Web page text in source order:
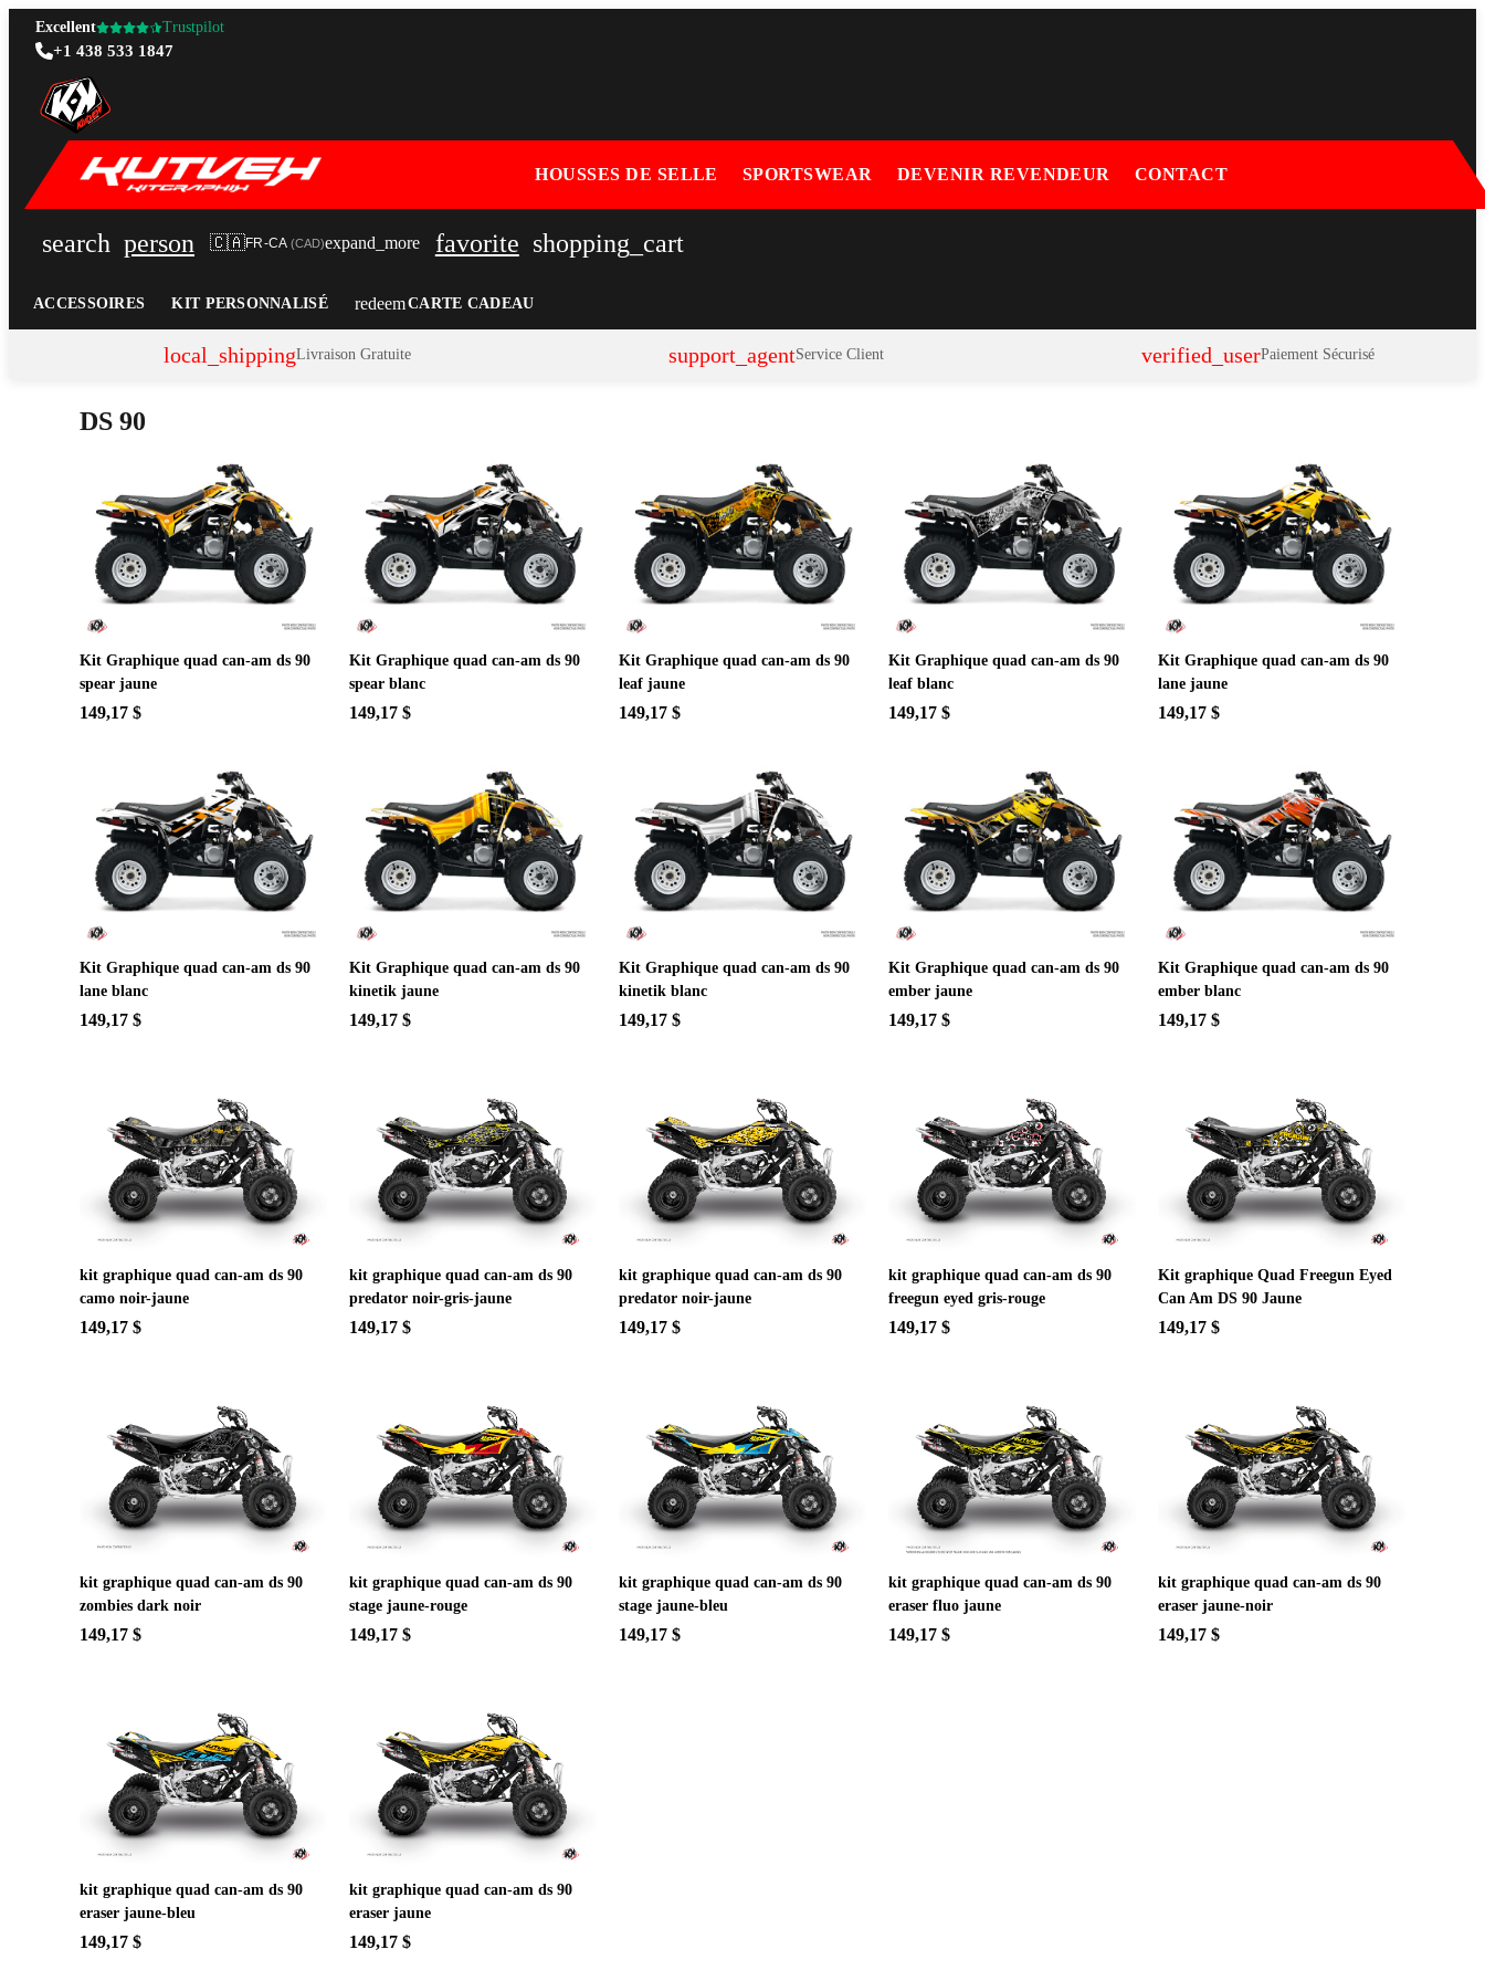
Excellent Trustpilot
+1 438 533 1847
HOUSSES DE SELLE SPORTSWEAR DEVENIR REVENDEUR CONTACT
search person 🇨🇦FR-CA (CAD)expand_more favorite shopping_cart
ACCESSOIRES KIT PERSONNALISÉ redeemCARTE CADEAU
local_shippingLivraison Gratuite support_agentService Client verified_userPaiement Sécurisé
DS 90
Kit Graphique quad can-am ds 90
spear jaune
149,17 $
Kit Graphique quad can-am ds 90
spear blanc
149,17 $
Kit Graphique quad can-am ds 90
leaf jaune
149,17 $
Kit Graphique quad can-am ds 90
leaf blanc
149,17 $
Kit Graphique quad can-am ds 90
lane jaune
149,17 $
Kit Graphique quad can-am ds 90
lane blanc
149,17 $
Kit Graphique quad can-am ds 90
kinetik jaune
149,17 $
Kit Graphique quad can-am ds 90
kinetik blanc
149,17 $
Kit Graphique quad can-am ds 90
ember jaune
149,17 $
Kit Graphique quad can-am ds 90
ember blanc
149,17 $
kit graphique quad can-am ds 90
camo noir-jaune
149,17 $
kit graphique quad can-am ds 90
predator noir-gris-jaune
149,17 $
kit graphique quad can-am ds 90
predator noir-jaune
149,17 $
kit graphique quad can-am ds 90
freegun eyed gris-rouge
149,17 $
Kit graphique Quad Freegun Eyed
Can Am DS 90 Jaune
149,17 $
kit graphique quad can-am ds 90
zombies dark noir
149,17 $
kit graphique quad can-am ds 90
stage jaune-rouge
149,17 $
kit graphique quad can-am ds 90
stage jaune-bleu
149,17 $
kit graphique quad can-am ds 90
eraser fluo jaune
149,17 $
kit graphique quad can-am ds 90
eraser jaune-noir
149,17 $
kit graphique quad can-am ds 90
eraser jaune-bleu
149,17 $
kit graphique quad can-am ds 90
eraser jaune
149,17 $